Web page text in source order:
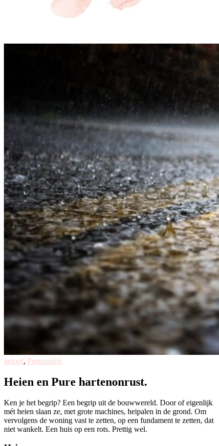
geloof, Persoonlijk
Heien en Pure hartenonrust.
Ken je het begrip? Een begrip uit de bouwwereld. Door of eigenlijk
mét heien slaan ze, met grote machines, heipalen in de grond. Om
vervolgens de woning vast te zetten, op een fundament te zetten, dat
niet wankelt. Een huis op een rots. Prettig wel.